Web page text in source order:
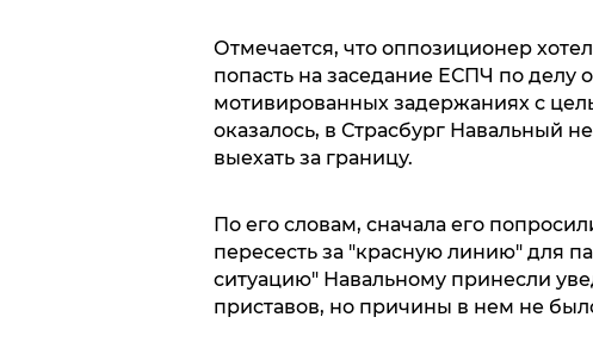
Отмечается, что оппозиционер
попасть на заседание ЕСПЧ по делу
мотивированных задержаниях с
оказалось, в Страсбург Навальный
выехать за границу.
По его словам, сначала его
пересесть за "красную линию" для
ситуацию" Навальному принесли
приставов, но причины в нем не